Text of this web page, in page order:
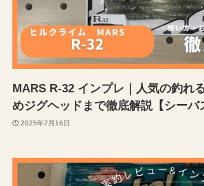
MARS R-32 インプレ｜人気の釣れ
めジグヘッドまで徹底解説【シーバ
2025年7月16日